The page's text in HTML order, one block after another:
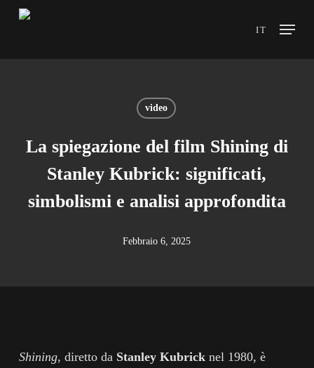
Skip
IT
Menu
video
La spiegazione del film Shining di
Stanley Kubrick: significati,
simbolismi e analisi approfondita
Febbraio 6, 2025
Shining, diretto da Stanley Kubricknel 1980, è